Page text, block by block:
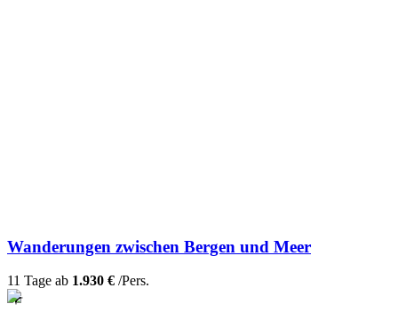
Wanderungen zwischen Bergen und Meer
11 Tage ab 1.930 € /Pers.